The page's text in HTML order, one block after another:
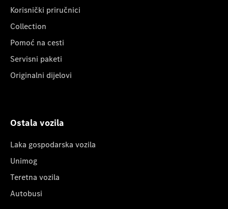
Korisnički priručnici
Collection
Pomoć na cesti
Servisni paketi
Originalni dijelovi
Ostala vozila
Laka gospodarska vozila
Unimog
Teretna vozila
Autobusi